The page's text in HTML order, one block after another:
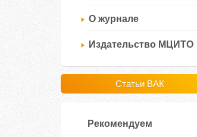
О журнале
Издательство МЦИТО
Статьи ВАК
Рекомендуем